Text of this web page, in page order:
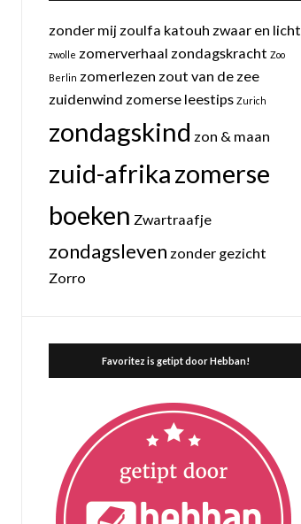
zonder mij zoulfa katouh zwaar en licht
zwolle zomerverhaal zondagskracht Zoo
Berlin zomerlezen zout van de zee
zuidenwind zomerse leestips Zurich
zondagskind zon & maan
zuid-afrikazomerse
boeken Zwartraafje
zondagsleven zonder gezicht
Zorro
Favoritez is getipt door Hebban!